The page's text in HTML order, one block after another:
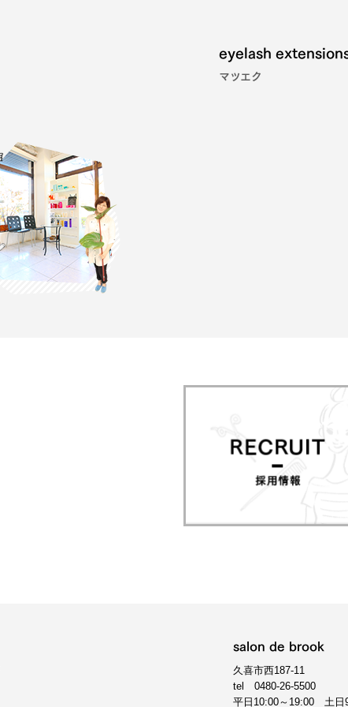
eyelash
マツエク
salon de brook
久喜市西187-11
tel 0480-26-5500
平日10:00～19:00 土日